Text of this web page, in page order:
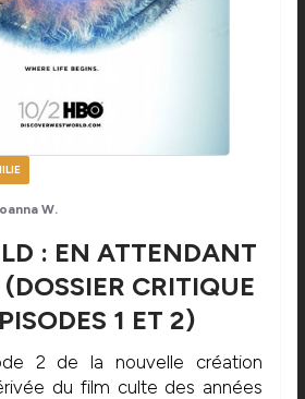
W.
: EN ATTENDANT
CRITIQUE
1 ET 2)
2 de la nouvelle création
du film culte des années